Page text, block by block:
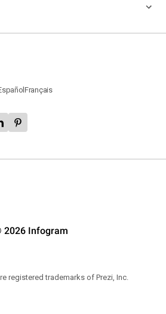
Français
2026 Infogram
registered trademarks of Prezi, Inc.